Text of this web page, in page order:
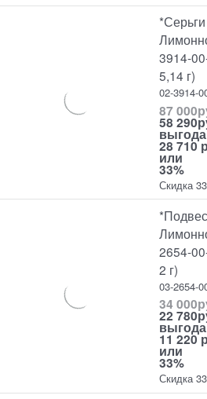
3914-
5,14 г)
02-3914-
87 000
58 290
выгода
28 710
или
33%
Скидка
2654-
2 г)
03-2654-
34 000
22 780
выгода
11 220
или
33%
Скидка